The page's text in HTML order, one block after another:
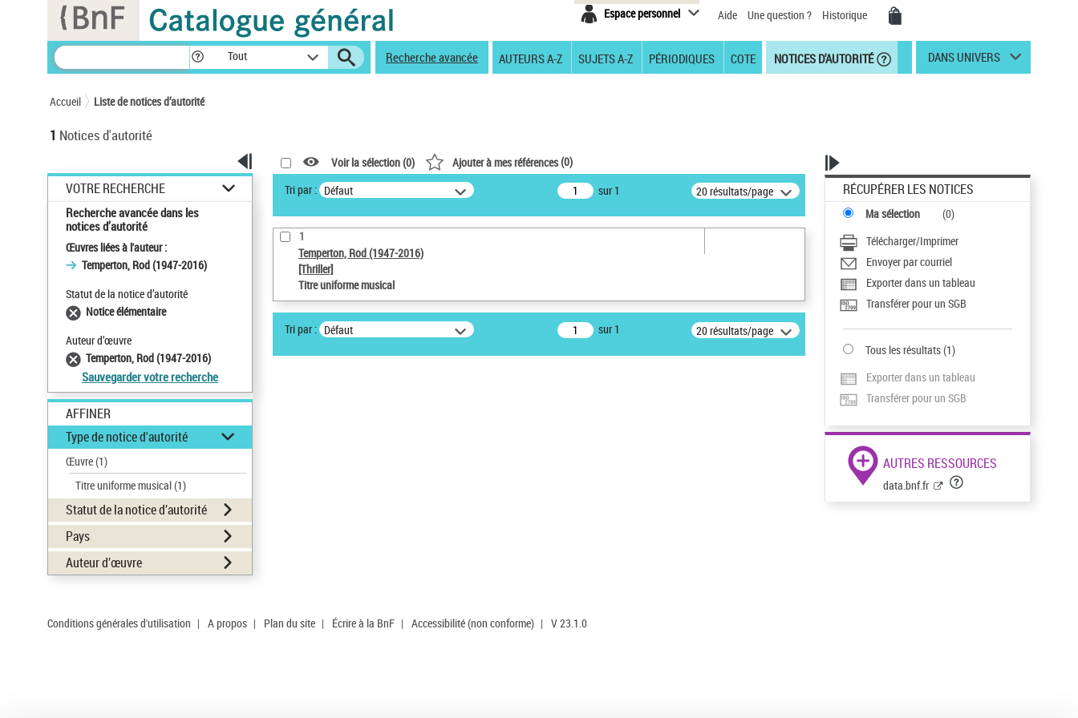
Espace personnel Aide Une question ? Historique
Tout Recherche avancée AUTEURS A-Z SUJETS A-Z PÉRIODIQUES COTE NOTICES D'AUTORITÉ DANS UNIVERS
Accueil Liste de notices d’autorité
1 Notices d'autorité
VOTRE RECHERCHE
Recherche avancée dans les
notices d’autorité
Œuvres liées à l'auteur :
Temperton, Rod (1947-2016)
Statut de la notice d’autorité
Notice élémentaire
Auteur d’œuvre
Temperton, Rod (1947-2016)
Sauvegarder votre recherche
AFFINER
Type de notice d'autorité
Œuvre(1)
Titre uniforme musical(1)
Statut de la notice d’autorité
Pays
Auteur d’œuvre
Voir la sélection (0) Ajouter à mes références(0)
Tri par : Défaut sur 1 20 résultats/page
1
Temperton, Rod (1947-2016)
[Thriller]
Titre uniforme musical
Tri par : Défaut sur 1 20 résultats/page
RÉCUPÉRER LES NOTICES
Ma sélection (0)
Télécharger/Imprimer
Envoyer par courriel
Exporter dans un tableau
Transférer pour un SGB
Tous les résultats(1)
Exporter dans un tableau
Transférer pour un SGB
AUTRES RESSOURCES
data.bnf.fr
Conditions générales d'utilisation | A propos | Plan du site | Écrire à la BnF | Accessibilité (non conforme) | V 23.1.0
Panneau de gestion des cookies